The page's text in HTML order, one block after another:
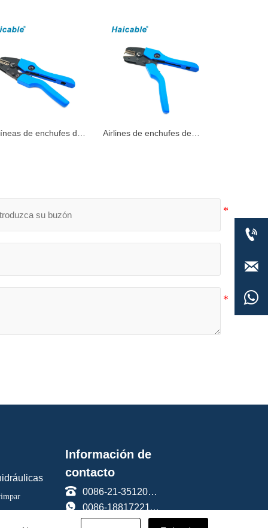
de enchufes de
Airlines de enchufes de
Información de
contacto
 0086-21-35120588
 0086-18817221191


